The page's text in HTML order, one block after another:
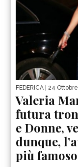
FEDERICA | 24
Valeria
futura
e Donne,
dunque,
più